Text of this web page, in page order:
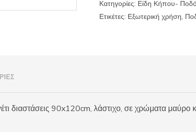
Κατηγορίες: Είδη Κήπου-
Ετικέτες: Εξωτερική χρήση,
διαστάσεις 90x120cm, λάστιχο, σε χρώματα μαύρο